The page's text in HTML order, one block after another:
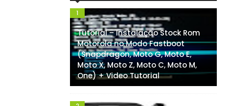
Tutorial – Instalação Stock Rom
Motorola no Modo Fastboot
(Snapdragon, Moto G, Moto E,
Moto X, Moto Z, Moto C, Moto M,
One) + Video Tutorial